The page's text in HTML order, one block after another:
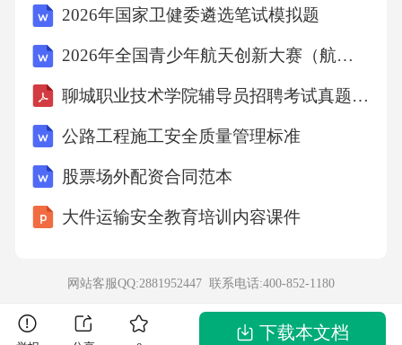
B.参与式观察
C.问卷调查
D.个案研究【答案】：C
解析：本题考察社会学研究方法的类型。正确
答案为C，“问卷调查”通过标准化问题收集结构
验假设，属于典型的定量研究方法。A选项“深
究”均通过开放式、质性化方式收集数据，属于
2026年国家卫健委遴选笔试模拟题
2026年全国青少年航天创新大赛（航天知识问答）经典试题及答案
聊城职业技术学院辅导员招聘考试真题及答案
公路工程施工安全质量管理标准
股票场外配资合同范本
大件运输安全教育培训内容课件
网站客服QQ:2881952447 联系电话:400-852-1180
下载本文档